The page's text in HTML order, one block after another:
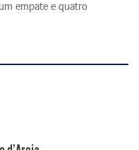
empate e quatro